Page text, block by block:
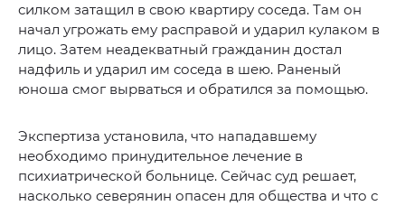
силком затащил в свою квартиру соседа. Там он
начал угрожать ему расправой и ударил кулаком в
лицо. Затем неадекватный гражданин достал
надфиль и ударил им соседа в шею. Раненый
юноша смог вырваться и обратился за помощью.
Экспертиза установила, что нападавшему
необходимо принудительное лечение в
психиатрической больнице. Сейчас суд решает,
насколько северянин опасен для общества и что с